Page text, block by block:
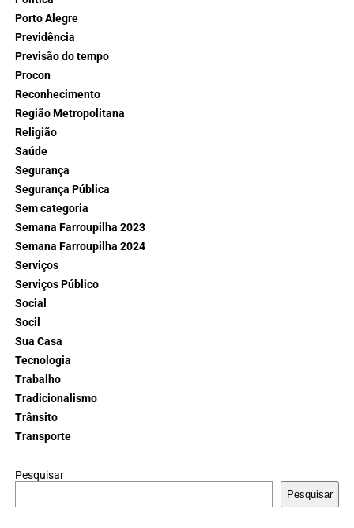
Porto Alegre
Previdência
Previsão do tempo
Procon
Reconhecimento
Região Metropolitana
Religião
Saúde
Segurança
Segurança Pública
Sem categoria
Semana Farroupilha 2023
Semana Farroupilha 2024
Serviços
Serviços Público
Social
Socil
Sua Casa
Tecnologia
Trabalho
Tradicionalismo
Trânsito
Transporte
Pesquisar
Pesquisar